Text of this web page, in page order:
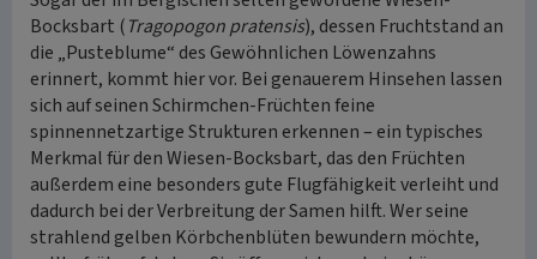
Bocksbart (Tragopogon pratensis), dessen Fruchtstand an
die „Pusteblume“ des Gewöhnlichen Löwenzahns
erinnert, kommt hier vor. Bei genauerem Hinsehen lassen
sich auf seinen Schirmchen-Früchten feine
spinnennetzartige Strukturen erkennen – ein typisches
Merkmal für den Wiesen-Bocksbart, das den Früchten
außerdem eine besonders gute Flugfähigkeit verleiht und
dadurch bei der Verbreitung der Samen hilft. Wer seine
strahlend gelben Körbchenblüten bewundern möchte,